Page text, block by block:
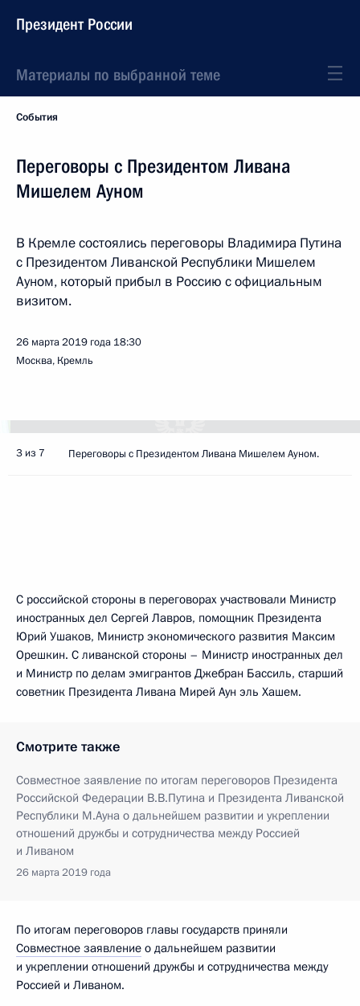
Президент России
Материалы по выбранной теме
События
Переговоры с Президентом Ливана
Мишелем Ауном
В Кремле состоялись переговоры Владимира Путина
с Президентом Ливанской Республики Мишелем
Ауном, который прибыл в Россию с официальным
визитом.
26 марта 2019 года 18:30
Москва, Кремль
3 из 7 Переговоры с Президентом Ливана Мишелем Ауном.
С российской стороны в переговорах участвовали Министр
иностранных дел Сергей Лавров, помощник Президента
Юрий Ушаков, Министр экономического развития Максим
Орешкин. С ливанской стороны – Министр иностранных дел
и Министр по делам эмигрантов Джебран Бассиль, старший
советник Президента Ливана Мирей Аун эль Хашем.
Смотрите также
Совместное заявление по итогам переговоров Президента
Российской Федерации В.В.Путина и Президента Ливанской
Республики М.Ауна о дальнейшем развитии и укреплении
отношений дружбы и сотрудничества между Россией
и Ливаном
26 марта 2019 года
По итогам переговоров главы государств приняли
Совместное заявление о дальнейшем развитии
и укреплении отношений дружбы и сотрудничества между
Россией и Ливаном.